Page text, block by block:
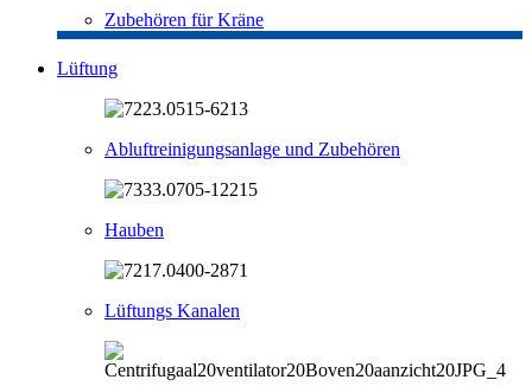
Zubehören für Kräne
Lüftung
Abluftreinigungsanlage und Zubehören
Hauben
Lüftungs Kanalen